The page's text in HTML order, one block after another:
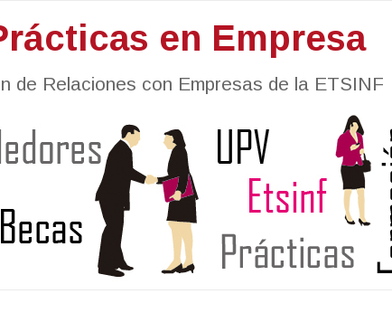
en Empresa
de Relaciones con Empresas de la ETSINF